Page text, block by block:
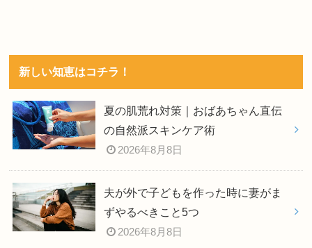
新しい知恵はコチラ！
夏の肌荒れ対策｜おばあちゃん直伝
の自然派スキンケア術
2026年8月8日
夫が外で子どもを作った時に妻がま
ずやるべきこと5つ
2026年8月8日